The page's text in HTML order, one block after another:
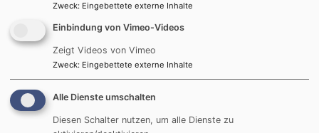
Hauptnavigation
Prävention
Wo wir sind
Wer wir sind
Fußbereichsmenü
Cookie-Einstellungen
Datenschutzerklärung
Zweck: Eingebettete externe Inhalte
Einbindung von Vimeo-Videos
Zeigt Videos von Vimeo
Zweck: Eingebettete externe Inhalte
Alle Dienste umschalten
Diesen Schalter nutzen, um alle Dienste zu